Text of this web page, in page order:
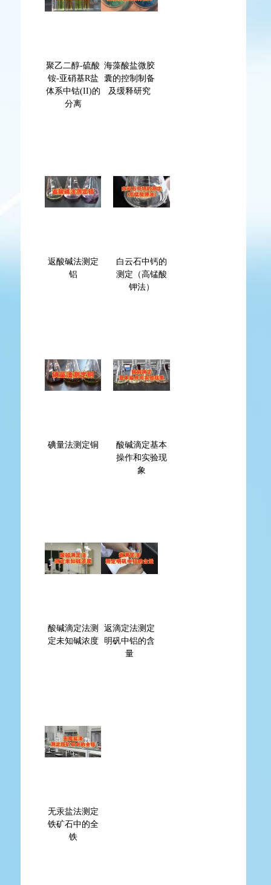
聚乙二醇-硫酸
铵-亚硝基R盐
体系中钴(II)的
分离
海藻酸盐微胶
囊的控制制备
及缓释研究
返酸碱法测定
铝
白云石中钙的
测定（高锰酸
钾法）
碘量法测定铜
酸碱滴定基本
操作和实验现
象
酸碱滴定法测
定未知碱浓度
返滴定法测定
明矾中铝的含
量
无汞盐法测定
铁矿石中的全
铁